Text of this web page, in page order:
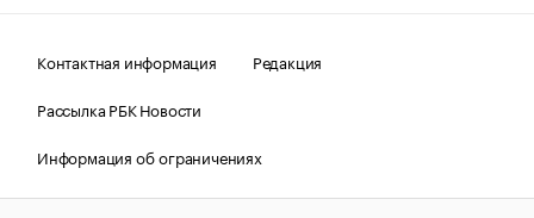
Контактная информация
Редакция
Рассылка РБК Новости
Информация об ограничениях
Правовая информация
О соблюдении авторских прав